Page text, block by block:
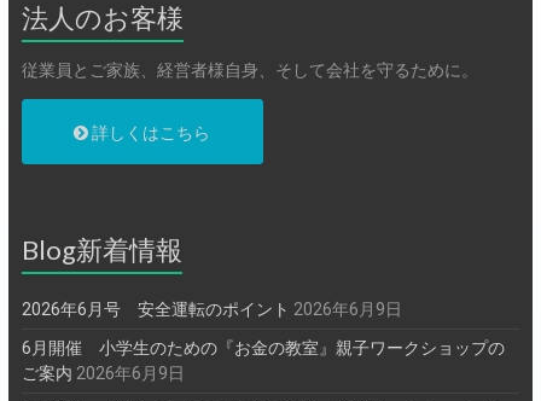
法人のお客様
従業員とご家族、経営者様自身、そして会社を守るために。
詳しくはこちら
Blog新着情報
2026年6月号 安全運転のポイント 2026年6月9日
6月開催 小学生のための『お金の教室』親子ワークショップの
ご案内 2026年6月9日